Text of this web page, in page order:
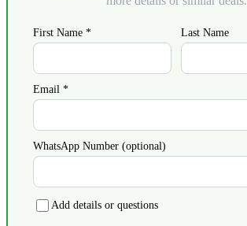
First Name * Last Name
Email *
WhatsApp Number (optional)
Add details or questions